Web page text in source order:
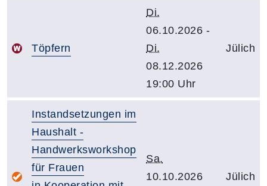
Töpfern
Di.
06.10.2026 -
Di.
08.12.2026
19:00 Uhr
Jülich
Instandsetzungen im
Haushalt -
Handwerksworkshop
für Frauen
Sa.
10.10.2026
Jülich